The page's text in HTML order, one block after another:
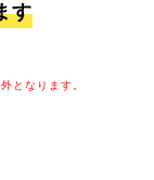
す
となります。